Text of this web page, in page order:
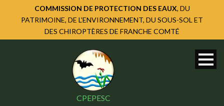
COMMISSION DE PROTECTION DES EAUX, DU
PATRIMOINE, DE L'ENVIRONNEMENT, DU SOUS-SOL ET
DES CHIROPTÈRES DE FRANCHE COMTÉ
CPEPESC